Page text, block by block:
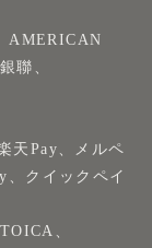
AMERICAN
聯、
天Pay、メルペ
、クイックペイ
、